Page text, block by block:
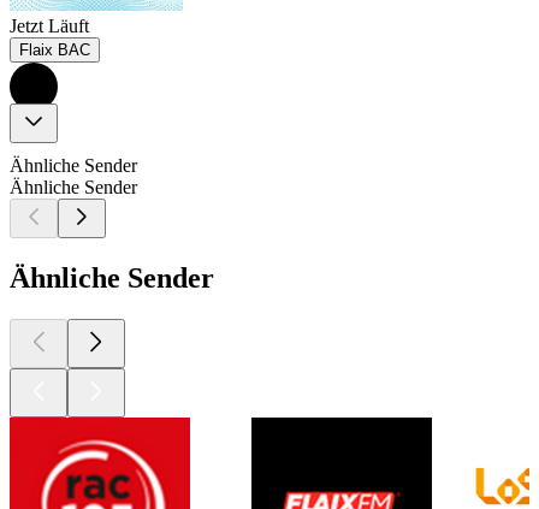
Jetzt Läuft
Flaix BAC
Ähnliche Sender
Ähnliche Sender
Ähnliche Sender